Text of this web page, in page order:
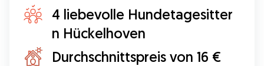
4 liebevolle Hundetagesitter
n Hückelhoven
Durchschnittspreis von 16 €